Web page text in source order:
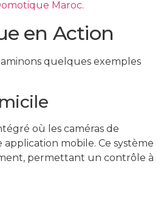
Maroc.
en Action
quelques exemples
où les caméras de
mobile. Ce système
permettant un contrôle à